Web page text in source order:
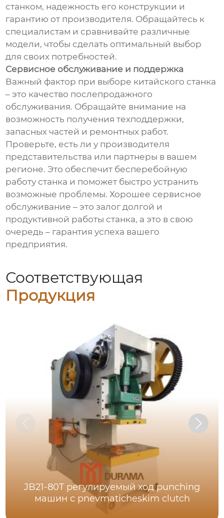
станком, надежность его конструкции и
гарантию от производителя. Обращайтесь к
специалистам и сравнивайте различные
модели, чтобы сделать оптимальный выбор
для своих потребностей.
Сервисное обслуживание и поддержка
Важный фактор при выборе китайского станка
– это качество послепродажного
обслуживания. Обращайте внимание на
возможность получения техподдержки,
запасных частей и ремонтных работ.
Проверьте, есть ли у производителя
представительства или партнеры в вашем
регионе. Это обеспечит бесперебойную
работу станка и поможет быстро устранить
возможные проблемы. Хорошее сервисное
обслуживание – это залог долгой и
продуктивной работы станка, а это в свою
очередь – гарантия успеха вашего
предприятия.
Соответствующая
Продукция
JB21-80T регулируемый ход punching
машин с pnevmaticheskim clutch